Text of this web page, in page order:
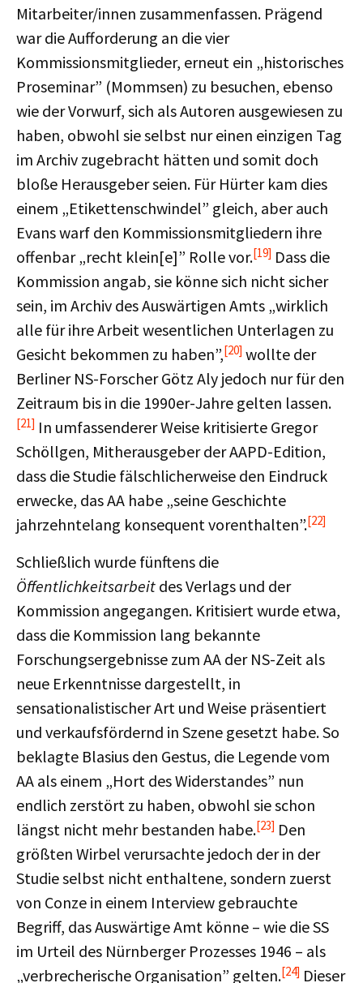
Mitarbeiter/innen zusammenfassen. Prägend
war die Aufforderung an die vier
Kommissionsmitglieder, erneut ein „historisches
Proseminar” (Mommsen) zu besuchen, ebenso
wie der Vorwurf, sich als Autoren ausgewiesen zu
haben, obwohl sie selbst nur einen einzigen Tag
im Archiv zugebracht hätten und somit doch
bloße Herausgeber seien. Für Hürter kam dies
einem „Etikettenschwindel” gleich, aber auch
Evans warf den Kommissionsmitgliedern ihre
offenbar „recht klein[e]” Rolle vor.[19] Dass die
Kommission angab, sie könne sich nicht sicher
sein, im Archiv des Auswärtigen Amts „wirklich
alle für ihre Arbeit wesentlichen Unterlagen zu
Gesicht bekommen zu haben”,[20] wollte der
Berliner NS-Forscher Götz Aly jedoch nur für den
Zeitraum bis in die 1990er-Jahre gelten lassen.
[21] In umfassenderer Weise kritisierte Gregor
Schöllgen, Mitherausgeber der AAPD-Edition,
dass die Studie fälschlicherweise den Eindruck
erwecke, das AA habe „seine Geschichte
jahrzehntelang konsequent vorenthalten”.[22]
Schließlich wurde fünftens die
Öffentlichkeitsarbeit des Verlags und der
Kommission angegangen. Kritisiert wurde etwa,
dass die Kommission lang bekannte
Forschungsergebnisse zum AA der NS-Zeit als
neue Erkenntnisse dargestellt, in
sensationalistischer Art und Weise präsentiert
und verkaufsfördernd in Szene gesetzt habe. So
beklagte Blasius den Gestus, die Legende vom
AA als einem „Hort des Widerstandes” nun
endlich zerstört zu haben, obwohl sie schon
längst nicht mehr bestanden habe.[23] Den
größten Wirbel verursachte jedoch der in der
Studie selbst nicht enthaltene, sondern zuerst
von Conze in einem Interview gebrauchte
Begriff, das Auswärtige Amt könne – wie die SS
im Urteil des Nürnberger Prozesses 1946 – als
„verbrecherische Organisation” gelten.[24] Dieser